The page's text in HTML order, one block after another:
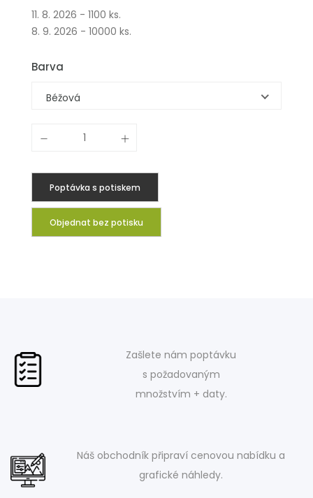
11. 8. 2026 - 1100 ks.
8. 9. 2026 - 10000 ks.
Barva
Béžová
Poptávka s potiskem
Objednat bez potisku
Zašlete nám poptávku
s požadovaným
množstvím + daty.
Náš obchodník připraví cenovou nabídku a
grafické náhledy.